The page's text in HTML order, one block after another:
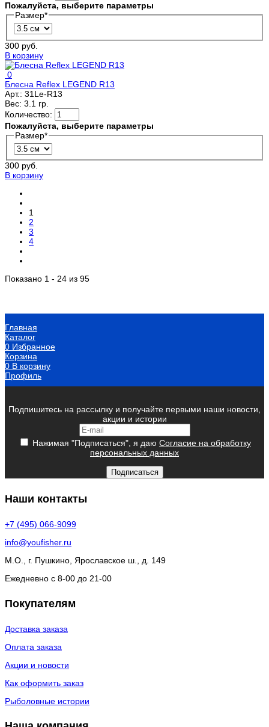
Пожалуйста, выберите параметры
Размер*
300 руб.
В корзину
0
Блесна Reflex LEGEND R13
Арт.: 31Le-R13
Вес: 3.1 гр.
Количество:
Пожалуйста, выберите параметры
Размер*
300 руб.
В корзину
1
2
3
4
Показано 1 - 24 из 95
Главная
Каталог
0 Избранное
Корзина
0 В корзину
Профиль
Подпишитесь на рассылку и получайте первыми наши новости,
акции и истории
Нажимая "Подписаться", я даю Согласие на обработку
персональных данных
Подписаться
Наши контакты
+7 (495) 066-9099
info@youfisher.ru
М.О., г. Пушкино, Ярославское ш., д. 149
Ежедневно с 8-00 до 21-00
Покупателям
Доставка заказа
Оплата заказа
Акции и новости
Как оформить заказ
Рыболовные истории